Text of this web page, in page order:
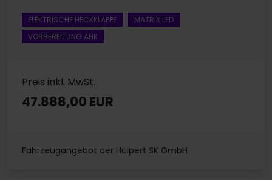
ELEKTRISCHE HECKKLAPPE
MATRIX LED
VORBEREITUNG AHK
Preis inkl. MwSt.
47.888,00 EUR
Fahrzeugangebot der Hülpert SK GmbH